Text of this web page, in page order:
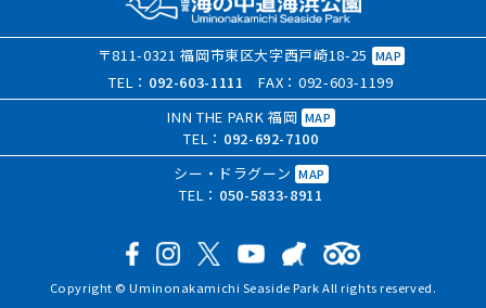
〒811-0321 福岡市東区大字西戸崎18-25 MAP
TEL： 092-603-1111 FAX：092-603-1199
INN THE PARK 福岡 MAP
TEL： 092-692-7100
シー・ドラグーンMAP
TEL： 050-5833-8911
Copyright © Uminonakamichi Seaside Park All rights reserved.